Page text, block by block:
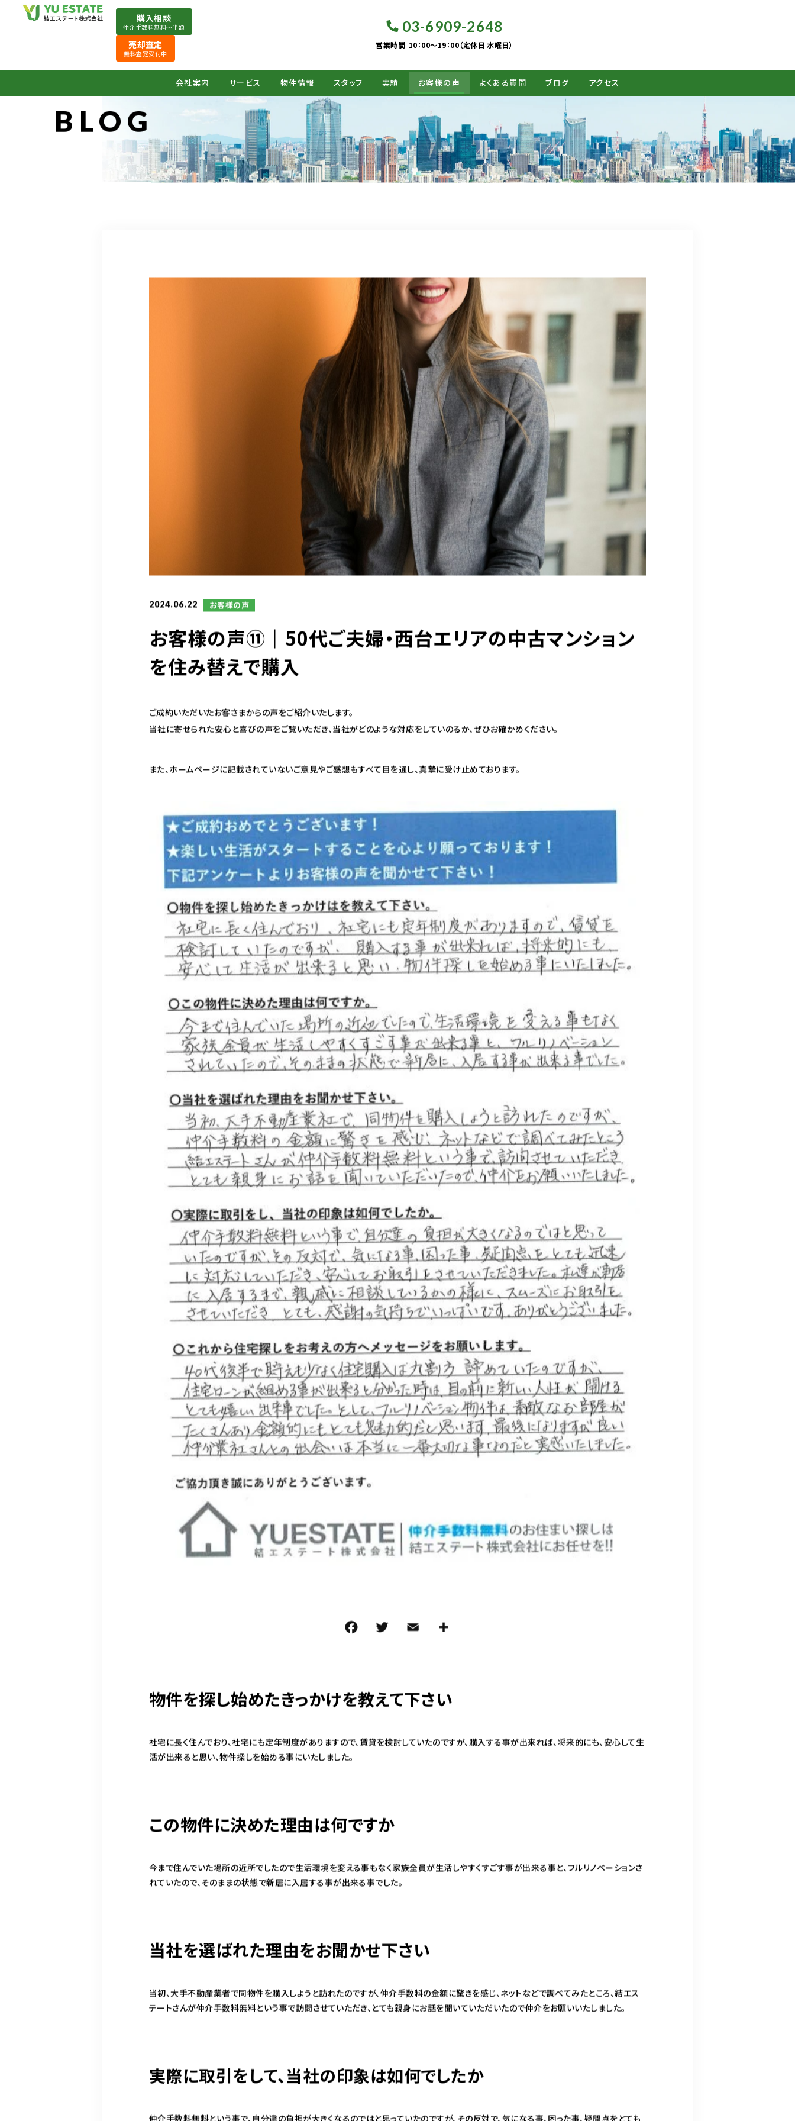
購入相談
仲介手数料無料〜半額
売却査定
無料査定受付中
03-6909-2648
営業時間 10：00～19：00（定休日 水曜日）
会社案内 サービス 物件情報 スタッフ 実績 お客様の声 よくある質問 ブログ アクセス
BLOG
2024.06.22 お客様の声
お客様の声⑪｜50代ご夫婦・西台エリアの中古マンション
を住み替えで購入
ご成約いただいたお客さまからの声をご紹介いたします。
当社に寄せられた安心と喜びの声をご覧いただき、当社がどのような対応をしていのるか、ぜひお確かめください。
また、ホームページに記載されていないご意見やご感想もすべて目を通し、真摯に受け止めております。
e
b
o
T
te
r
l
物件を探し始めたきっかけを教えて下さい
社宅に長く住んでおり、社宅にも定年制度がありますので、賃貸を検討していたのですが、購入する事が出来れば、将来的にも、安心して生
活が出来ると思い、物件探しを始める事にいたしました。
この物件に決めた理由は何ですか
今まで住んでいた場所の近所でしたので生活環境を変える事もなく家族全員が生活しやすくすごす事が出来る事と、フルリノベーションさ
れていたので、そのままの状態で新居に入居する事が出来る事でした。
当社を選ばれた理由をお聞かせ下さい
当初、大手不動産業者で同物件を購入しようと訪れたのですが、仲介手数料の金額に驚きを感じ、ネットなどで調べてみたところ、結エス
テートさんが仲介手数料無料という事で訪問させていただき、とても親身にお話を聞いていただいたので仲介をお願いいたしました。
実際に取引をして、当社の印象は如何でしたか